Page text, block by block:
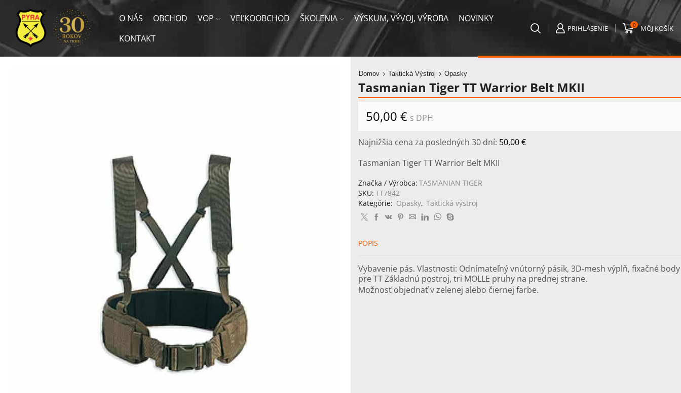
O NÁS OBCHOD VOP VEĽKOOBCHOD ŠKOLENIA VÝSKUM, VÝVOJ, VÝROBA
NOVINKY
KONTAKT
PRIHLÁSENIE 0 MÔJ KOŠÍK
Domov Taktická Výstroj Opasky
Tasmanian Tiger TT Warrior Belt MKII
50,00 € s DPH
Najnižšia cena za posledných 30 dní: 50,00€
Tasmanian Tiger TT Warrior Belt MKII
Značka / Výrobca: TASMANIAN TIGER
SKU: TT7842
Kategórie: Opasky, Taktická výstroj
POPIS
Vybavenie pás. Vlastnosti: Odnímateľný vnútorný pásik, 3D-mesh výplň, fixačné body
pre TT Základnú postroj, tri MOLLE pruhy na prednej strane.
Možnosť objednať v zelenej alebo čiernej farbe.